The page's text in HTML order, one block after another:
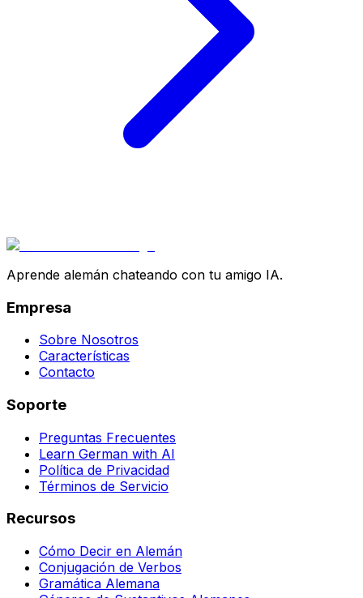
Aprende alemán chateando con tu amigo IA.
Empresa
Sobre Nosotros
Características
Contacto
Soporte
Preguntas Frecuentes
Learn German with AI
Política de Privacidad
Términos de Servicio
Recursos
Cómo Decir en Alemán
Conjugación de Verbos
Gramática Alemana